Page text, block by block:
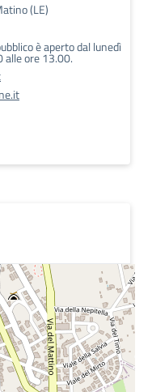
(LE)
è aperto dal lunedì
alle ore 13.00.